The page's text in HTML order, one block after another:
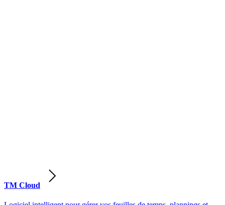
TM Cloud